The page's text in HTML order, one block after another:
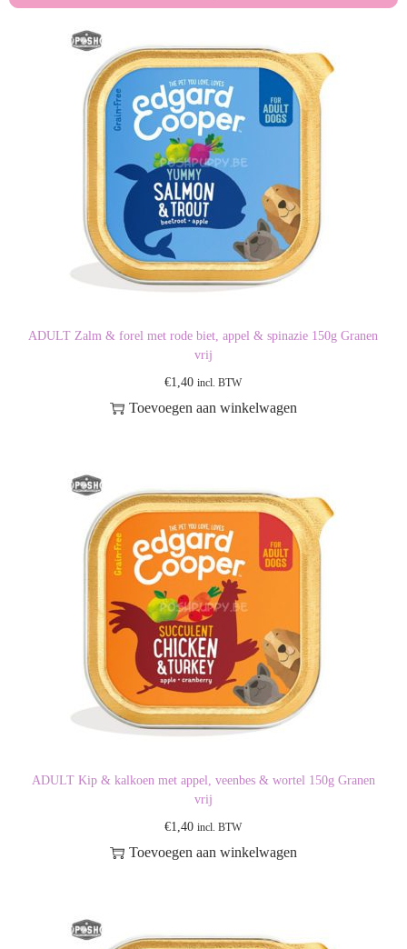
ADULT Zalm & forel met rode biet, appel & spinazie 150g Granen
vrij
€1,40 incl. BTW
Toevoegen aan winkelwagen
ADULT Kip & kalkoen met appel, veenbes & wortel 150g Granen
vrij
€1,40 incl. BTW
Toevoegen aan winkelwagen